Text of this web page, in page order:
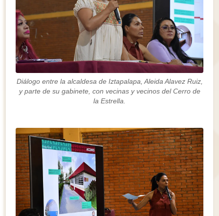
Diálogo entre la alcaldesa de Iztapalapa, Aleida Alavez Ruiz,
y parte de su gabinete, con vecinas y vecinos del Cerro de
la Estrella.